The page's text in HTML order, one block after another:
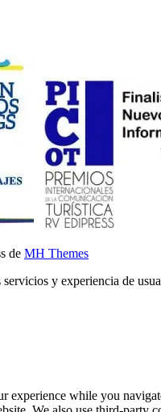
de MH Themes
y experiencia de
experience while you